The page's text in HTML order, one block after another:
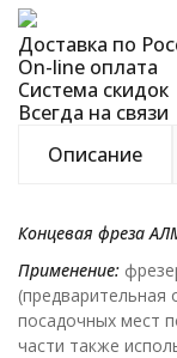
Доставка по
On-line оплата
Система скидок
Всегда на связи
Описание
Концевая фреза
Применение:
посадочных мест
части также